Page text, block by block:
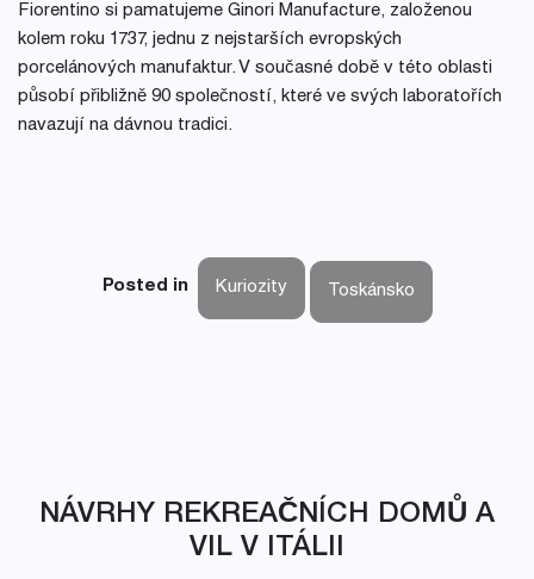
Fiorentino si pamatujeme Ginori Manufacture, založenou
kolem roku 1737, jednu z nejstarších evropských
porcelánových manufaktur. V současné době v této oblasti
působí přibližně 90 společností, které ve svých laboratořích
navazují na dávnou tradici.
Posted in Kuriozity Toskánsko
NÁVRHY REKREAČNÍCH DOMŮ A
VIL V ITÁLII